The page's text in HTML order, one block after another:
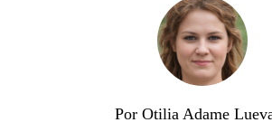
Por Otilia Adame